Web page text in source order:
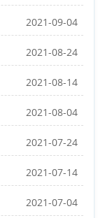
2021-09-04
2021-08-24
2021-08-14
2021-08-04
2021-07-24
2021-07-14
2021-07-04